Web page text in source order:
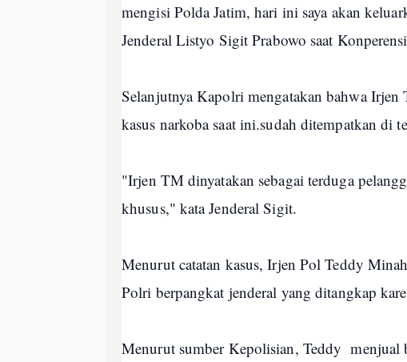
mengisi Polda Jatim, hari ini saya akan
Jenderal Listyo Sigit Prabowo saat
Selanjutnya Kapolri mengatakan bahwa
kasus narkoba saat ini.sudah ditempatkan di
"Irjen TM dinyatakan sebagai terduga
khusus," kata Jenderal Sigit.
Menurut catatan kasus, Irjen Pol Teddy
Polri berpangkat jenderal yang ditangkap
Menurut sumber Kepolisian, Teddy menjual